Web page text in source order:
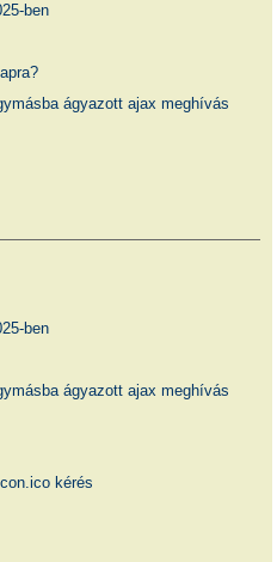
ben
ágyazott ajax meghívás
ben
ágyazott ajax meghívás
kérés